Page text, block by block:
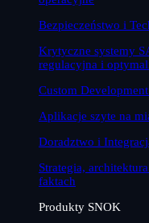
Bezpieczeństwo i
Krytyczne systemy
regulacyjna i
Custom
Aplikacje szyte na
Doradztwo i
Strategia,
faktach
Produkty SNOK